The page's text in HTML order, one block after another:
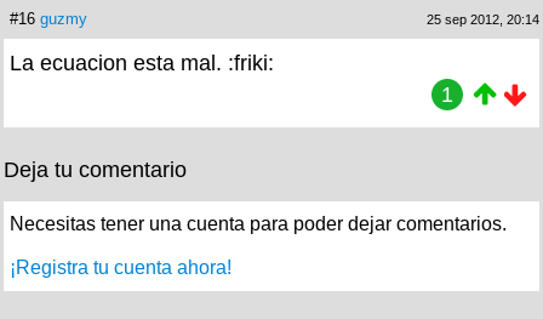
#16 guzmy 25 sep 2012, 20:14
La ecuacion esta mal. :friki:
1
Deja tu comentario
Necesitas tener una cuenta para poder dejar comentarios.
¡Registra tu cuenta ahora!